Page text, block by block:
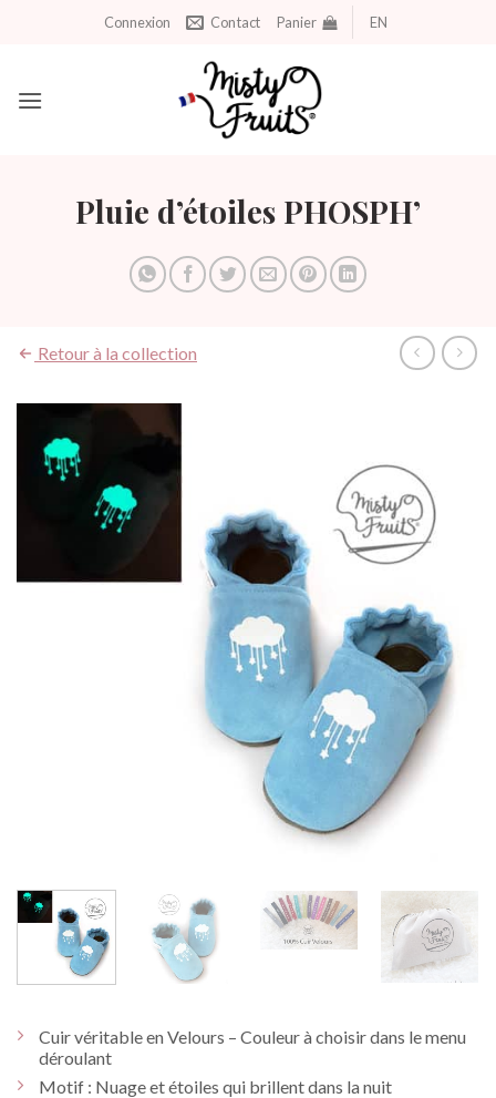
Connexion Contact Panier EN
Pluie d’étoiles PHOSPH’
Retour à la collection
Cuir véritable en Velours – Couleur à choisir dans le menu
déroulant
Motif : Nuage et étoiles qui brillent dans la nuit